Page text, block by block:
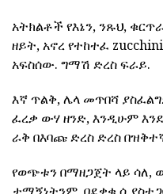
አትክልቶች የእኔን, ንጹህ,
ዘይት, አኖረ የተከተፈ
አፍስሰው. ግማሽ ድረስ ፍራይ.
እኛ ጥልቅ, ሌላ መጥበሻ
ፈረቃ ውሃ ዘንድ, እንዲሁም
ራቅ በእባጩ ድረስ ድረስ
የወጭቱን በማዘጋጀት ላይ ሳለ,